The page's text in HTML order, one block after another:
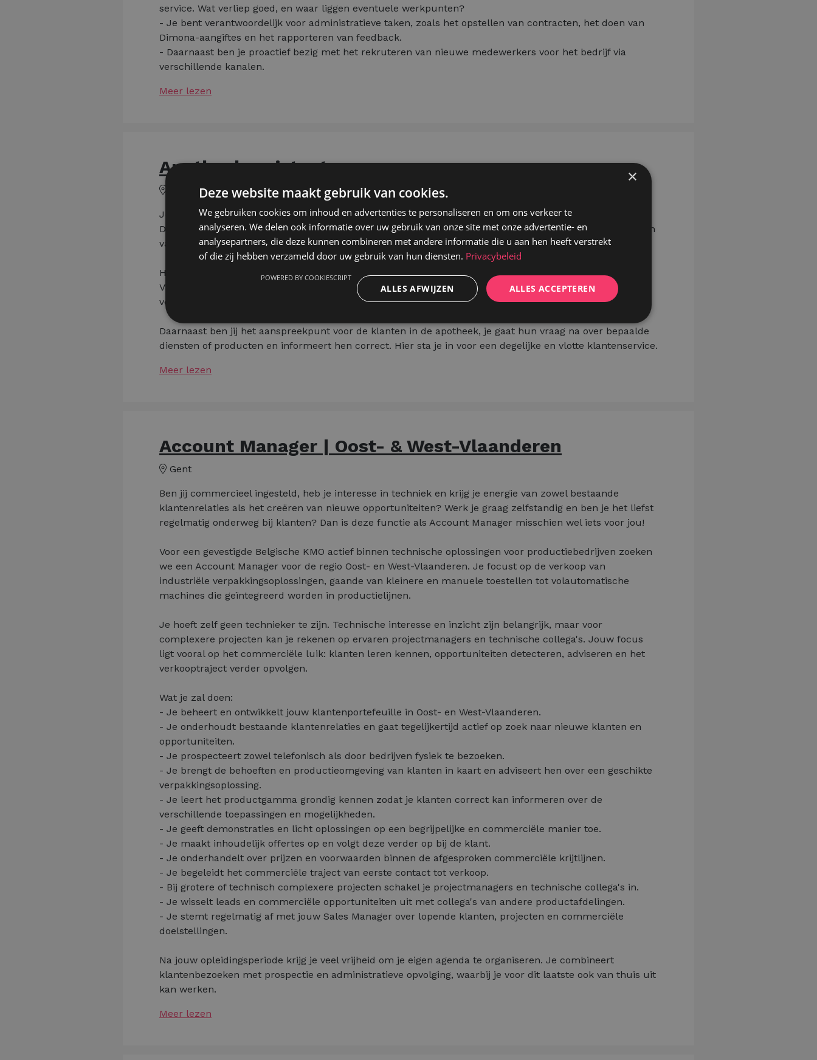
service. Wat verliep goed, en waar liggen eventuele werkpunten?
- Je bent verantwoordelijk voor administratieve taken, zoals het opstellen van contracten, het doen van
Dimona-aangiftes en het rapporteren van feedback.
- Daarnaast ben je proactief bezig met het rekruteren van nieuwe medewerkers voor het bedrijf via
verschillende kanalen.
Meer lezen
Apotheekassistent
Zandhoven
Je diploma farmaceutisch-technisch assistent op zak en klaar om je kennis in praktijk te zetten?
Dan kan je meteen aan de slag als apotheekassistent waar je zal aansluiten bij een gezellig, ervaren team
van collega's.
Hier zal je meteen van start gaan met een erg divers takenpakket:
Van het uitvoeren en etiketteren van de bereidingen tot het controleren van de toestellen, het
voorraadbeheer en het strikt toekijken op de orde en het overzicht binnen de apotheek en werkplaats.
Daarnaast ben jij het aanspreekpunt voor de klanten in de apotheek, je gaat hun vraag na over bepaalde
diensten of producten en informeert hen correct. Hier sta je in voor een degelijke en vlotte klantenservice.
Meer lezen
Account Manager | Oost- & West-Vlaanderen
Gent
Ben jij commercieel ingesteld, heb je interesse in techniek en krijg je energie van zowel bestaande
klantenrelaties als het creëren van nieuwe opportuniteiten? Werk je graag zelfstandig en ben je het liefst
regelmatig onderweg bij klanten? Dan is deze functie als Account Manager misschien wel iets voor jou!
Voor een gevestigde Belgische KMO actief binnen technische oplossingen voor productiebedrijven zoeken
we een Account Manager voor de regio Oost- en West-Vlaanderen. Je focust op de verkoop van
industriële verpakkingsoplossingen, gaande van kleinere en manuele toestellen tot volautomatische
machines die geïntegreerd worden in productielijnen.
Je hoeft zelf geen technieker te zijn. Technische interesse en inzicht zijn belangrijk, maar voor
complexere projecten kan je rekenen op ervaren projectmanagers en technische collega's. Jouw focus
ligt vooral op het commerciële luik: klanten leren kennen, opportuniteiten detecteren, adviseren en het
verkooptraject verder opvolgen.
Wat je zal doen:
- Je beheert en ontwikkelt jouw klantenportefeuille in Oost- en West-Vlaanderen.
- Je onderhoudt bestaande klantenrelaties en gaat tegelijkertijd actief op zoek naar nieuwe klanten en
opportuniteiten.
- Je prospecteert zowel telefonisch als door bedrijven fysiek te bezoeken.
- Je brengt de behoeften en productieomgeving van klanten in kaart en adviseert hen over een geschikte
verpakkingsoplossing.
- Je leert het productgamma grondig kennen zodat je klanten correct kan informeren over de
verschillende toepassingen en mogelijkheden.
- Je geeft demonstraties en licht oplossingen op een begrijpelijke en commerciële manier toe.
- Je maakt inhoudelijk offertes op en volgt deze verder op bij de klant.
- Je onderhandelt over prijzen en voorwaarden binnen de afgesproken commerciële krijtlijnen.
- Je begeleidt het commerciële traject van eerste contact tot verkoop.
- Bij grotere of technisch complexere projecten schakel je projectmanagers en technische collega's in.
- Je wisselt leads en commerciële opportuniteiten uit met collega's van andere productafdelingen.
- Je stemt regelmatig af met jouw Sales Manager over lopende klanten, projecten en commerciële
doelstellingen.
Na jouw opleidingsperiode krijg je veel vrijheid om je eigen agenda te organiseren. Je combineert
klantenbezoeken met prospectie en administratieve opvolging, waarbij je voor dit laatste ook van thuis uit
kan werken.
Meer lezen
×
Deze website maakt gebruik van cookies.
We gebruiken cookies om inhoud en advertenties te personaliseren en om ons verkeer te
analyseren. We delen ook informatie over uw gebruik van onze site met onze advertentie- en
analysepartners, die deze kunnen combineren met andere informatie die u aan hen heeft verstrekt
of die zij hebben verzameld door uw gebruik van hun diensten. Privacybeleid
ALLES ACCEPTEREN
ALLES AFWIJZEN
POWERED BY COOKIESCRIPT